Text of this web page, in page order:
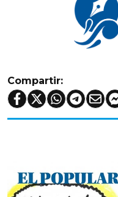
Compartir: